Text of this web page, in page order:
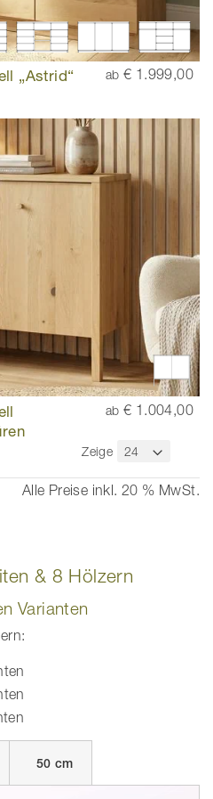
„Astrid“
ab € 1.999,00
ab € 1.004,00
Zeige
Alle Preise inkl. 20 % MwSt.
& 8 Hölzern
Varianten
50 cm